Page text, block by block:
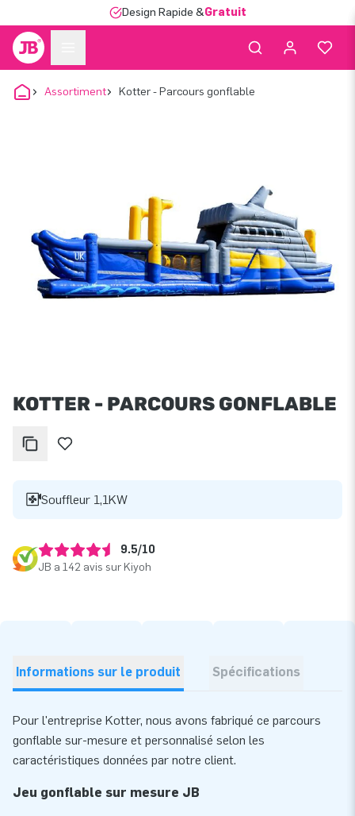
Design Rapide &Gratuit
Assortiment Kotter - Parcours gonflable
KOTTER - PARCOURS GONFLABLE
Souffleur 1,1KW
9.5/10
JB a 142 avis sur Kiyoh
Informations sur le produit Spécifications
Pour l'entreprise Kotter, nous avons fabriqué ce parcours
gonflable sur-mesure et personnalisé selon les
caractéristiques données par notre client.
Jeu gonflable sur mesure JB